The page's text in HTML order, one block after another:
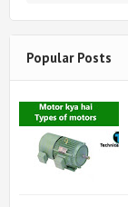
Popular Posts